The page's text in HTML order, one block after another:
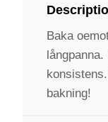
Baka
bakning!